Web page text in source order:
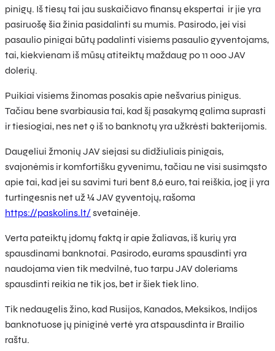
pinigų. Iš tiesų tai jau suskaičiavo finansų ekspertai ir jie yra
pasiruošę šia žinia pasidalinti su mumis. Pasirodo, jei visi
pasaulio pinigai būtų padalinti visiems pasaulio gyventojams,
tai, kiekvienam iš mūsų atiteiktų maždaug po 11 000 JAV
dolerių.
Puikiai visiems žinomas posakis apie nešvarius pinigus.
Tačiau bene svarbiausia tai, kad šį pasakymą galima suprasti
ir tiesiogiai, nes net 9 iš 10 banknotų yra užkrėsti bakterijomis.
Daugeliui žmonių JAV siejasi su didžiuliais pinigais,
svajonėmis ir komfortišku gyvenimu, tačiau ne visi susimąsto
apie tai, kad jei su savimi turi bent 8,6 euro, tai reiškia, jog ji yra
turtingesnis net už ¼ JAV gyventojų, rašoma
https://paskolins.lt/ svetainėje.
Verta pateiktų įdomų faktą ir apie žaliavas, iš kurių yra
spausdinami banknotai. Pasirodo, eurams spausdinti yra
naudojama vien tik medvilnė, tuo tarpu JAV doleriams
spausdinti reikia ne tik jos, bet ir šiek tiek lino.
Tik nedaugelis žino, kad Rusijos, Kanados, Meksikos, Indijos
banknotuose jų piniginė vertė yra atspausdinta ir Brailio
raštu.